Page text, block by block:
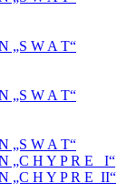
„S W A T“
„S W A T“
„S W A T“
„C H Y P R E_ I“
„C H Y P R E_II“